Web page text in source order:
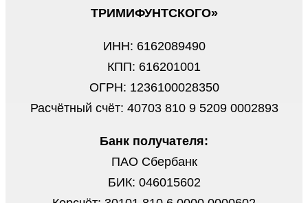
ТРИМИФУНТСКОГО»
ИНН: 6162089490
КПП: 616201001
ОГРН: 1236100028350
Расчётный счёт: 40703 810 9 5209 0002893
Банк получателя:
ПАО Сбербанк
БИК: 046015602